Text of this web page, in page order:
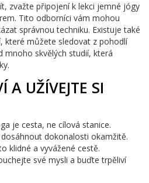
zvažte připojení k lekci jemné jógy
Tito odborníci vám mohou
správnou techniku. Existuje také
které můžete sledovat z pohodlí
mnoho skvělých studií, která
A UŽÍVEJTE SI
je cesta, ne cílová stanice.
dokonalosti okamžitě.
klidné a vyvážené cestě.
své mysli a buďte trpěliví